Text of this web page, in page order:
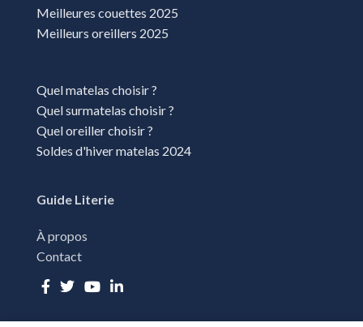
Meilleures couettes 2025
Meilleurs oreillers 2025
Quel matelas choisir ?
Quel surmatelas choisir ?
Quel oreiller choisir ?
Soldes d'hiver matelas 2024
Guide Literie
À propos
Contact